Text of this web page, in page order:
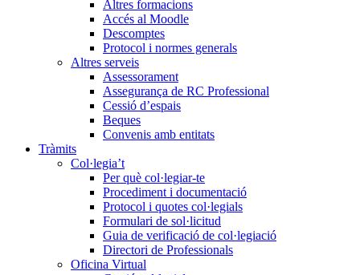
Altres formacions
Accés al Moodle
Descomptes
Protocol i normes generals
Altres serveis
Assessorament
Assegurança de RC Professional
Cessió d’espais
Beques
Convenis amb entitats
Tràmits
Col·legia’t
Per què col·legiar-te
Procediment i documentació
Protocol i quotes col·legials
Formulari de sol·licitud
Guia de verificació de col·legiació
Directori de Professionals
Oficina Virtual